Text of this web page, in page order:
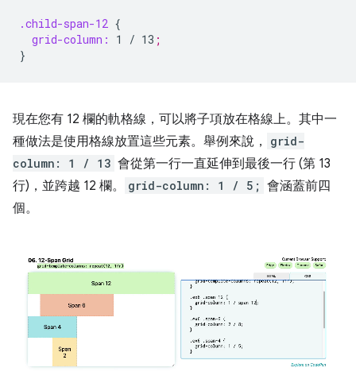
.child-span-12 {
grid-column:
1 / 13 ;
}
現在您有 12 欄的軌格線，可以將子項放在格線上。其中一
種做法是使用格線放置這些元素。舉例來說，
grid-
column: 1 / 13 會從第一行一直延伸到最後一行 (第 13
行)，並跨越 12 欄。
grid-column: 1 / 5; 會涵蓋前四
個。